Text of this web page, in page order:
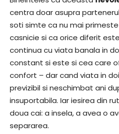
centra doar asupra
soti simte ca nu mai
casnicie si ca orice diferit
continua cu viata banala in
constant si este si cea care
confort – dar cand viata in
previzibil si neschimbat ani
insuportabila. Iar iesirea din
doua cai: a insela, a avea o
separarea.